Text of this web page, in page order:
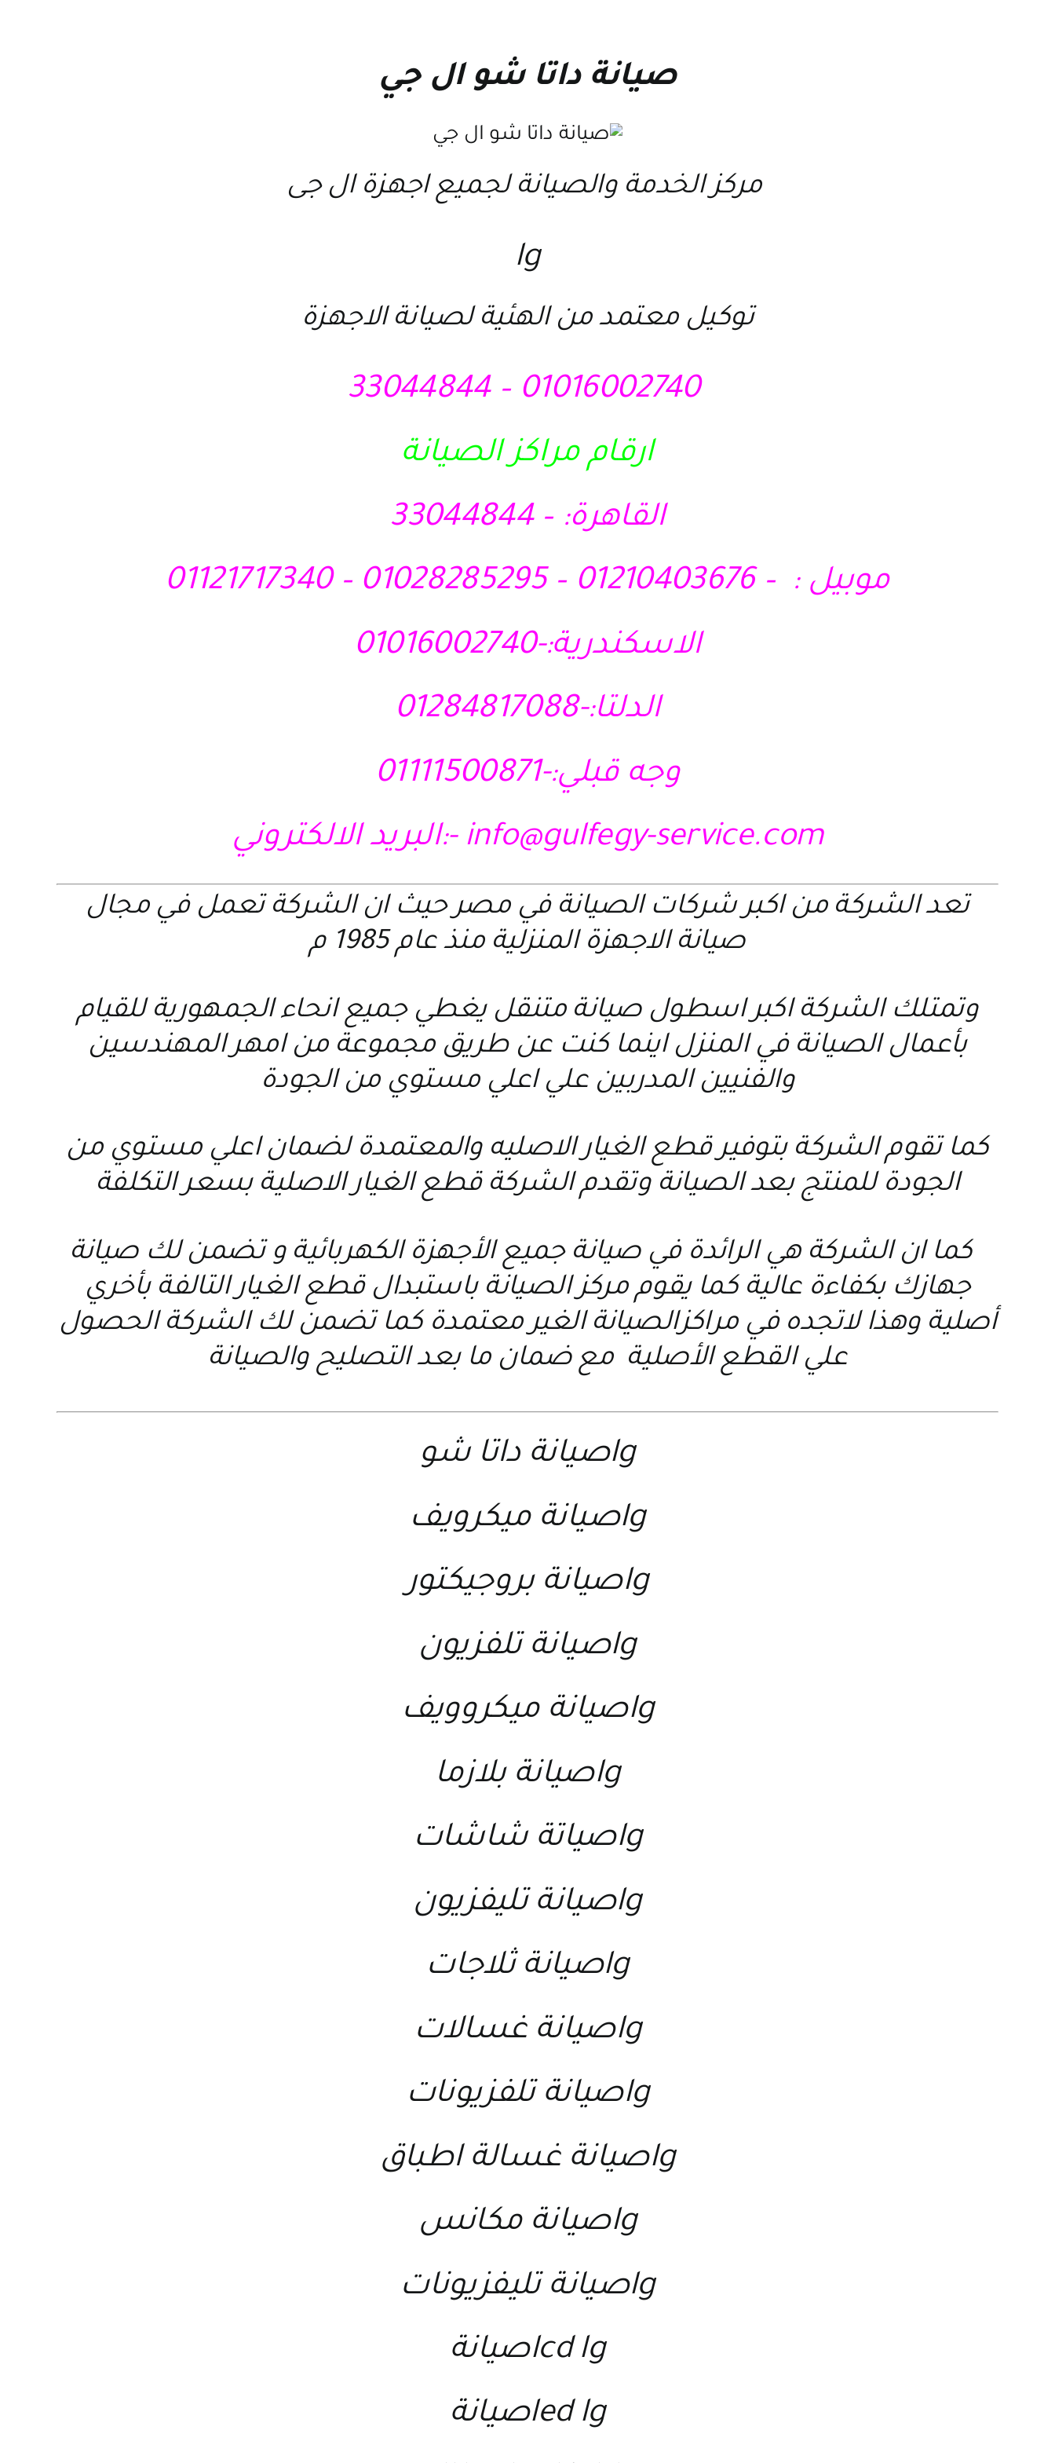
صيانة داتا شو ال جي
مركز الخدمة والصيانة لجميع اجهزة ال جى
lg
توكيل معتمد من الهئية لصيانة الاجهزة
01016002740 – 33044844
ارقام مراكز الصيانة
القاهرة: – 33044844
موبيل : – 01210403676 – 01028285295 – 01121717340
الاسكندرية:-01016002740
الدلتا:-01284817088
وجه قبلي:-01111500871
info@gulfegy-service.com -:البريد الالكتروني
تعد الشركة من اكبر شركات الصيانة في مصر حيث ان الشركة تعمل في مجال
صيانة الاجهزة المنزلية منذ عام 1985 م
وتمتلك الشركة اكبر اسطول صيانة متنقل يغطي جميع انحاء الجمهورية للقيام
بأعمال الصيانة في المنزل اينما كنت عن طريق مجموعة من امهر المهندسين
والفنيين المدربين علي اعلي مستوي من الجودة
كما تقوم الشركة بتوفير قطع الغيار الاصليه والمعتمدة لضمان اعلي مستوي من
الجودة للمنتج بعد الصيانة وتقدم الشركة قطع الغيار الاصلية بسعر التكلفة
كما ان الشركة هي الرائدة في صيانة جميع الأجهزة الكهربائية و تضمن لك صيانة
جهازك بكفاءة عالية كما يقوم مركز الصيانة باستبدال قطع الغيار التالفة بأخري
أصلية وهذا لاتجده في مراكزالصيانة الغير معتمدة كما تضمن لك الشركة الحصول
علي القطع الأصلية مع ضمان ما بعد التصليح والصيانة
lgصيانة داتا شو
lgصيانة ميكرويف
lgصيانة بروجيكتور
lgصيانة تلفزيون
lgصيانة ميكروويف
lgصيانة بلازما
lgصياتة شاشات
lgصيانة تليفزيون
lgصيانة ثلاجات
lgصيانة غسالات
lgصيانة تلفزيونات
lgصيانة غسالة اطباق
lgصيانة مكانس
lgصيانة تليفزيونات
lcd lgصيانة
led lgصيانة